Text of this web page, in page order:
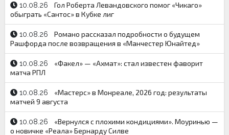
10.08.26
Гол Роберта Левандовского помог «Чикаго»
обыграть «Сантос» в Кубке лиг
10.08.26
Романо рассказал подробности о будущем
Рашфорда после возвращения в «Манчестер Юнайтед»
10.08.26
«Факел» — «Ахмат»: стал известен фаворит
матча РПЛ
10.08.26
«Мастерс» в Монреале, 2026 год: результаты
матчей 9 августа
10.08.26
«Вернулся с плохими кондициями». Моуринью —
о новичке «Реала» Бернарду Силве